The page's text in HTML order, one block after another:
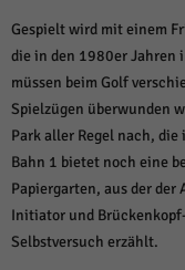
Gespielt wird mit einem
die in den 1980er Jahren
müssen beim Golf
Spielzügen überwunden
Park aller Regel nach,
Bahn 1 bietet noch eine
Papiergarten, aus der
Initiator und
Selbstversuch erzählt.
uns zu verstehen, wie
Marketing (1)
Marketing-Cookies
um personalisierte
über Websites hinweg